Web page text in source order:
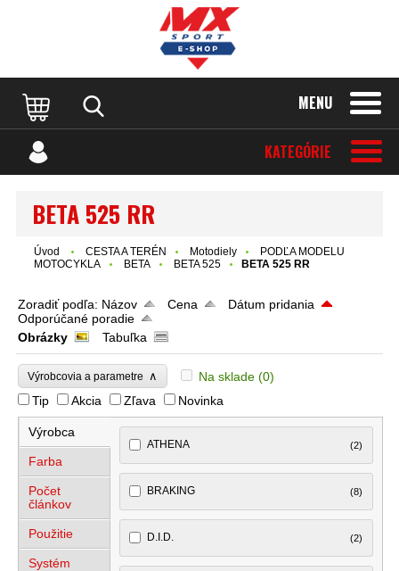
MENU
KATEGÓRIE
BETA 525 RR
Úvod CESTA A TERÉN Motodiely
PODĽA MODELU
MOTOCYKLA
BETA BETA 525 BETA 525 RR
Zoradiť podľa: Názov Cena
Dátum pridania
Odporúčané poradie
Obrázky
Tabuľka
Výrobcovia a parametre ∧ Na sklade (0)
Tip
Akcia Zľava Novinka
Výrobca
Farba
Počet
článkov
Použitie
Systém
ATHENA (2)
BRAKING (8)
D.I.D. (2)